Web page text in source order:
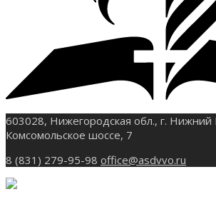
603028, Нижегородская обл., г. Нижний
Комсомольское шоссе, 7
8 (831) 279-95-98 office@asdvvo.ru